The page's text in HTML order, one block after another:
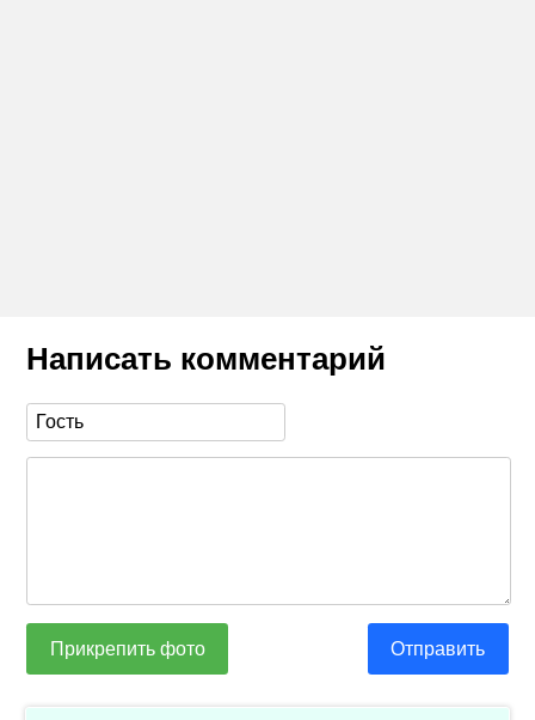
Написать комментарий
Прикрепить фото Отправить